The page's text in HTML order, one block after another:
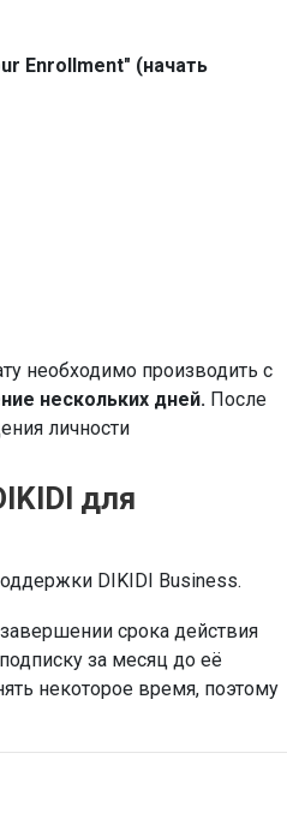
Enrollment" (начать
необходимо производить с
нескольких дней. После
личности
для
DIKIDI Business.
срока действия
за месяц до её
некоторое время, поэтому